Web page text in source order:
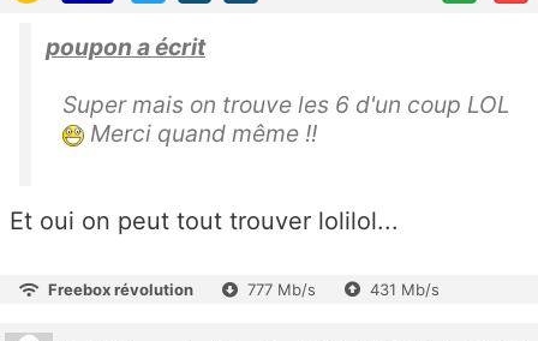
poupon a écrit
Super mais on trouve les 6 d'un coup LOL
Merci quand même !!
Et oui on peut tout trouver lolilol...
Freebox révolution 777 Mb/s 431 Mb/s